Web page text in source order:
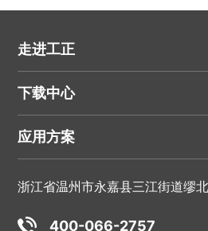
走进工正
下载中心
应用方案
浙江省温州市永嘉县三江街道缪
400-066-2757